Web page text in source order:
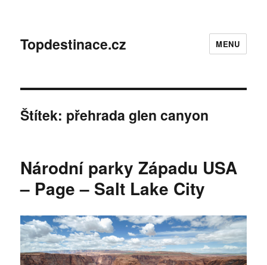
Topdestinace.cz MENU
Štítek: přehrada glen canyon
Národní parky Západu USA
– Page – Salt Lake City